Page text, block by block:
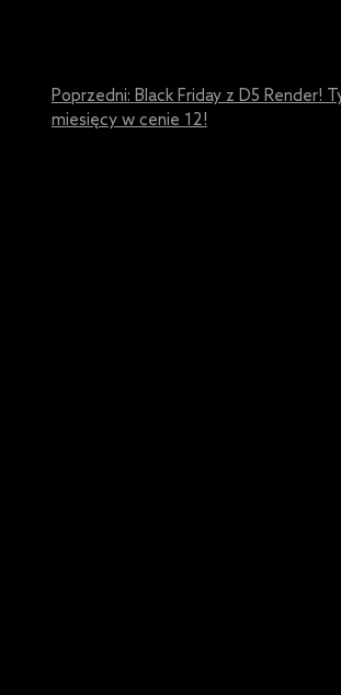
Post
navigation
Poprzedni: Black Friday z D5 Render!
miesięcy w cenie 12!